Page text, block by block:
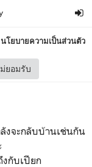
นโยบายความเป็นส่วนตัว
ยอมรับ
นฟัง
งจะกลับบ้านเช่นกัน
กับเปียก